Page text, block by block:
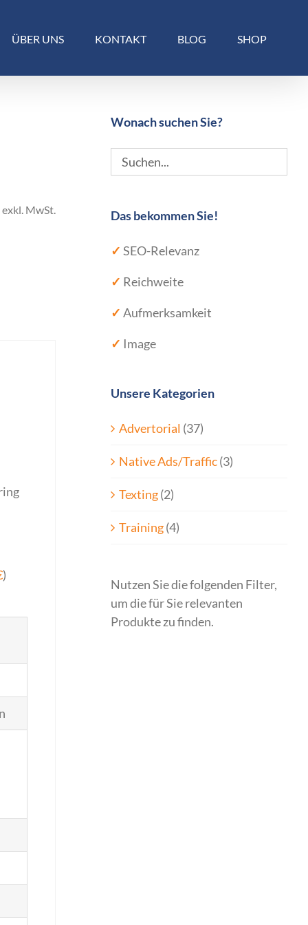
ÜBER UNS KONTAKT BLOG SHOP
exkl. MwSt.
)
Wonach suchen Sie?
Das bekommen Sie!
✓ SEO-Relevanz
✓ Reichweite
✓ Aufmerksamkeit
✓ Image
Unsere Kategorien
Advertorial (37)
Native Ads/Traffic(3)
Texting(2)
Training(4)
Nutzen Sie die folgenden Filter,
um die für Sie relevanten
Produkte zu finden.